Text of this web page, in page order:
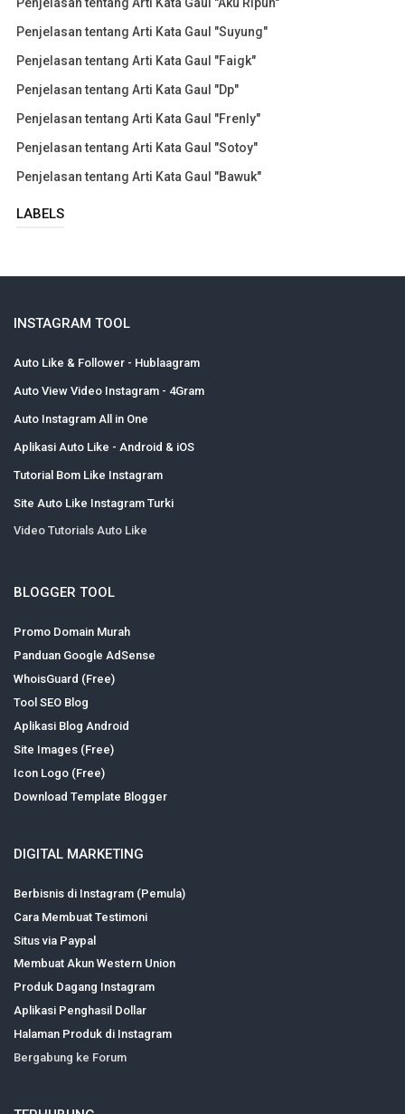
Penjelasan tentang Arti Kata Gaul "Suyung"
Penjelasan tentang Arti Kata Gaul "Faigk"
Penjelasan tentang Arti Kata Gaul "Dp"
Penjelasan tentang Arti Kata Gaul "Frenly"
Penjelasan tentang Arti Kata Gaul "Sotoy"
Penjelasan tentang Arti Kata Gaul "Bawuk"
LABELS
INSTAGRAM TOOL
Auto Like & Follower - Hublaagram
Auto View Video Instagram - 4Gram
Auto Instagram All in One
Aplikasi Auto Like - Android & iOS
Tutorial Bom Like Instagram
Site Auto Like Instagram Turki
Video Tutorials Auto Like
BLOGGER TOOL
Promo Domain Murah
Panduan Google AdSense
WhoisGuard (Free)
Tool SEO Blog
Aplikasi Blog Android
Site Images (Free)
Icon Logo (Free)
Download Template Blogger
DIGITAL MARKETING
Berbisnis di Instagram (Pemula)
Cara Membuat Testimoni
Situs via Paypal
Membuat Akun Western Union
Produk Dagang Instagram
Aplikasi Penghasil Dollar
Halaman Produk di Instagram
Bergabung ke Forum